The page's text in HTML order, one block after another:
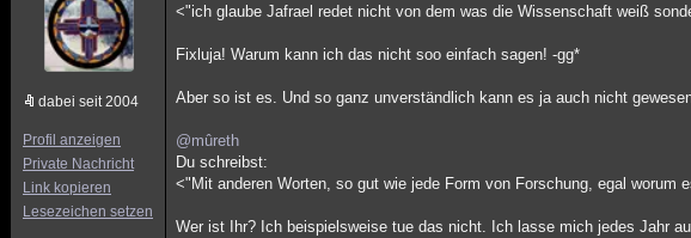
dabei seit 2004
Profil anzeigen
Private Nachricht
Link kopieren
Lesezeichen setzen
<"ich glaube Jafrael redet nicht von dem was die Wissenschaft weiß
Fixluja! Warum kann ich das nicht soo einfach sagen! -gg*
Aber so ist es. Und so ganz unverständlich kann es ja auch nicht
@mûreth
Du schreibst:
<"Mit anderen Worten, so gut wie jede Form von Forschung, egal
Wer ist Ihr? Ich beispielsweise tue das nicht. Ich lasse mich jedes Jahr